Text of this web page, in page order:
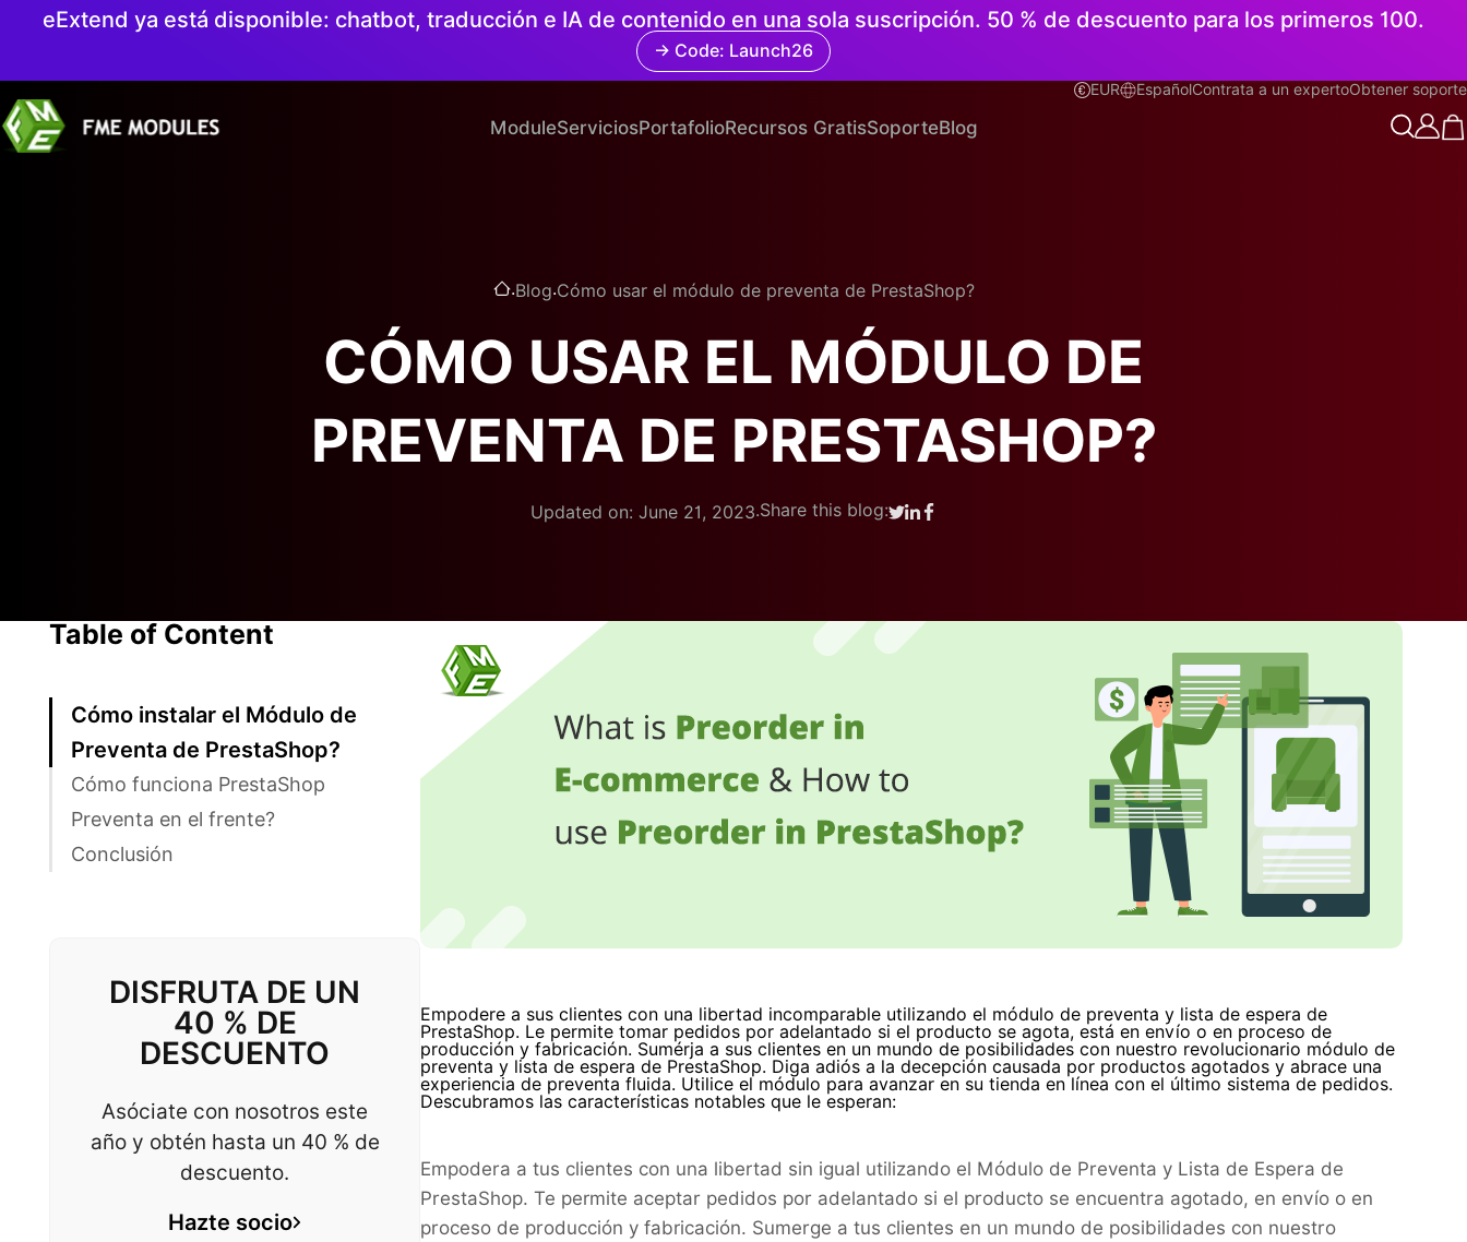
eExtend ya está disponible: chatbot, traducción e IA de contenido en una sola suscripción. 50 % de descuento para los primeros 100.
→ Code: Launch26
EUR Español
Español Contrata a un expertoObtener soporte
ModuleServiciosPortafolioRecursos GratisSoporteBlog
.Blog.Cómo usar el módulo de preventa de PrestaShop?
CÓMO USAR EL MÓDULO DE
PREVENTA DE PRESTASHOP?
Updated on: June 21, 2023.Share this blog:
Table of Content
Cómo instalar el Módulo de
Preventa de PrestaShop?
Cómo funciona PrestaShop
Preventa en el frente?
Conclusión
DISFRUTA DE UN
40 % DE
DESCUENTO
Asóciate con nosotros este
año y obtén hasta un 40 % de
descuento.
Hazte socio
Empodere a sus clientes con una libertad incomparable utilizando el módulo de preventa y lista de espera de
PrestaShop. Le permite tomar pedidos por adelantado si el producto se agota, está en envío o en proceso de
producción y fabricación. Sumérja a sus clientes en un mundo de posibilidades con nuestro revolucionario módulo de
preventa y lista de espera de PrestaShop. Diga adiós a la decepción causada por productos agotados y abrace una
experiencia de preventa fluida. Utilice el módulo para avanzar en su tienda en línea con el último sistema de pedidos.
Descubramos las características notables que le esperan:
Empodera a tus clientes con una libertad sin igual utilizando el Módulo de Preventa y Lista de Espera de
PrestaShop. Te permite aceptar pedidos por adelantado si el producto se encuentra agotado, en envío o en
proceso de producción y fabricación. Sumerge a tus clientes en un mundo de posibilidades con nuestro